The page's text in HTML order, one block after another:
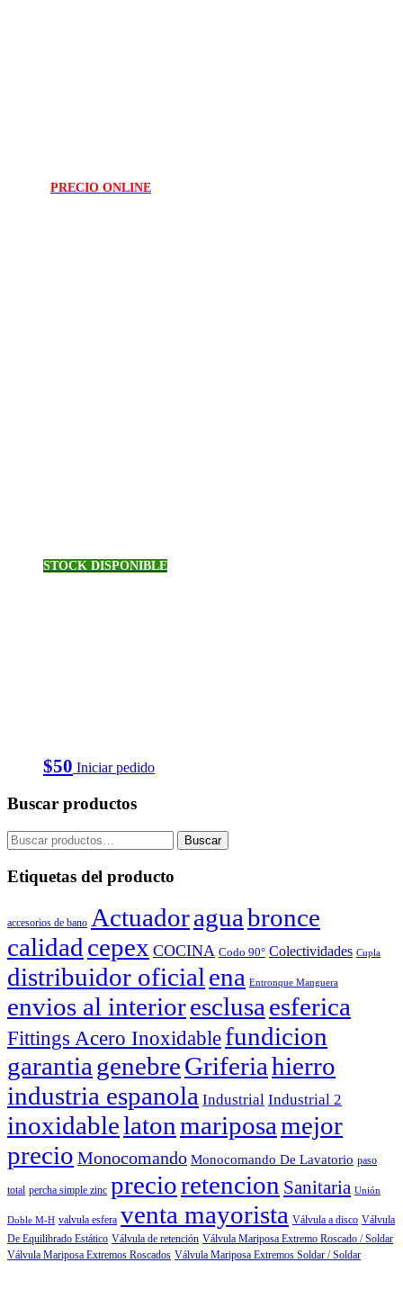
PRECIO ONLINE
STOCK DISPONIBLE
$50 Iniciar pedido
Buscar productos
Buscar
por:
Buscar
Etiquetas del producto
accesorios de bano Actuadoraguabronce
calidadcepex COCINA Codo 90° Colectividades Cupla
distribuidor oficialena Entronque Manguera
envios al interioresclusaesferica
Fittings Acero Inoxidable fundicion
garantiagenebreGriferiahierro
industria espanola Industrial Industrial 2
inoxidablelatonmariposamejor
precio Monocomando Monocomando De Lavatorio paso
total percha simple zinc precioretencion Sanitaria Unión
Doble M-H valvula esfera venta mayorista Válvula a disco Válvula
De Equilibrado Estático Válvula de retención Válvula Mariposa Extremo Roscado / Soldar
Válvula Mariposa Extremos Roscados Válvula Mariposa Extremos Soldar / Soldar